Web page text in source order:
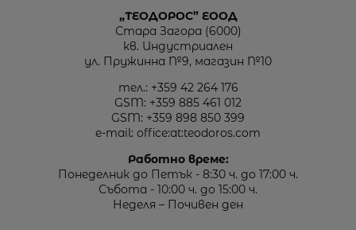
„ТЕОДОРОС” ЕООД
Стара Загора (6000)
кв. Индустриален
ул. Пружинна №9, магазин №10
тел.: +359 42 264 176
GSM: +359 885 461 012
GSM: +359 898 850 399
e-mail: office:at:teodoros.com
Работно време:
Понеделник до Петък - 8:30 ч. до 17:00 ч.
Събота - 10:00 ч. до 15:00 ч.
Неделя – Почивен ден